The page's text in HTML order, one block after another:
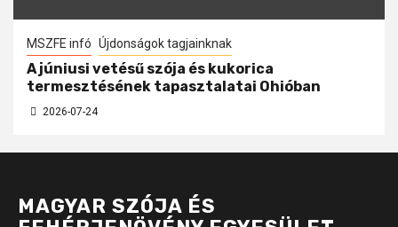
MSZFE infó Újdonságok tagjainknak
A júniusi vetésű szója és kukorica
termesztésének tapasztalatai Ohióban
2026-07-24
MAGYAR SZÓJA ÉS